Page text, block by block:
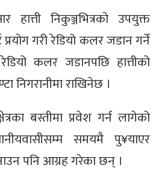
हात्ती निकुञ्जभित्रको उपयुक्त
गरी रेडियो कलर जडान गर्ने
कलर जडानपछि हात्तीको
निगरानीमा राखिनेछ ।
बस्तीमा प्रवेश गर्न लागेको
समयमै पु¥याएर
पनि आग्रह गरेका छन् ।